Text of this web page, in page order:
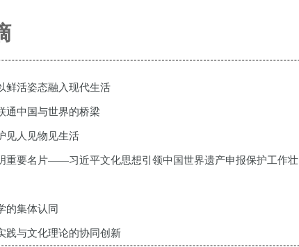
鲜活姿态融入现代生活
通中国与世界的桥梁
见人见物见生活
重要名片——习近平文化思想引领中国世界遗产申报保护工作壮
的集体认同
践与文化理论的协同创新